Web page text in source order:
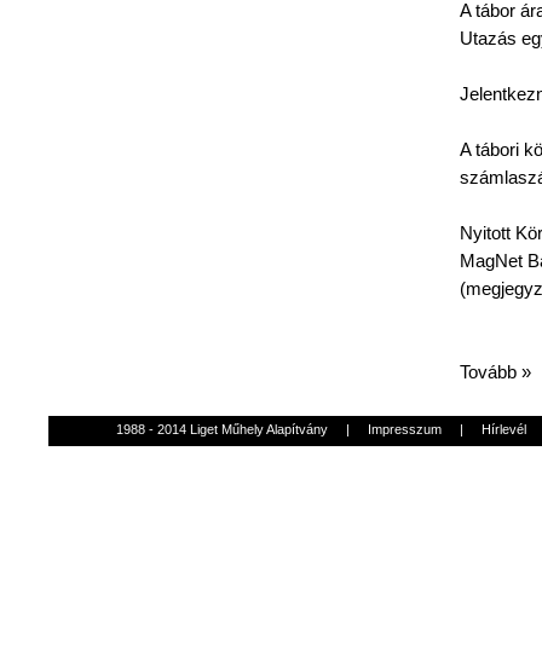
Atábor
Utazás
Atábori
Nyitott Kör
MagNet
(
Tovább »
1988 - 2014 Liget Műhely Alapítvány | Impresszum | Hírlevél